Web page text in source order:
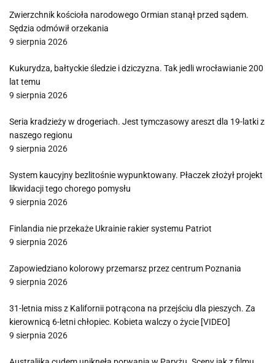
Zwierzchnik kościoła narodowego Ormian stanął przed sądem.
Sędzia odmówił orzekania
9 sierpnia 2026
Kukurydza, bałtyckie śledzie i dziczyzna. Tak jedli wrocławianie 200
lat temu
9 sierpnia 2026
Seria kradzieży w drogeriach. Jest tymczasowy areszt dla 19-latki z
naszego regionu
9 sierpnia 2026
System kaucyjny bezlitośnie wypunktowany. Płaczek złożył projekt
likwidacji tego chorego pomysłu
9 sierpnia 2026
Finlandia nie przekaże Ukrainie rakier systemu Patriot
9 sierpnia 2026
Zapowiedziano kolorowy przemarsz przez centrum Poznania
9 sierpnia 2026
31-letnia miss z Kalifornii potrącona na przejściu dla pieszych. Za
kierownicą 6-letni chłopiec. Kobieta walczy o życie [VIDEO]
9 sierpnia 2026